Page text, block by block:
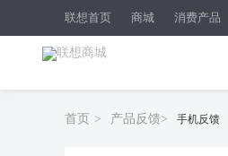
联想首页 商城 消费产品
首页 > 产品反馈> 手机反馈